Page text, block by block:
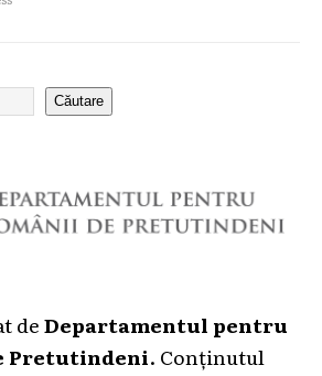
Căutare
deDepartamentul pentru
Pretutindeni. Conținutul